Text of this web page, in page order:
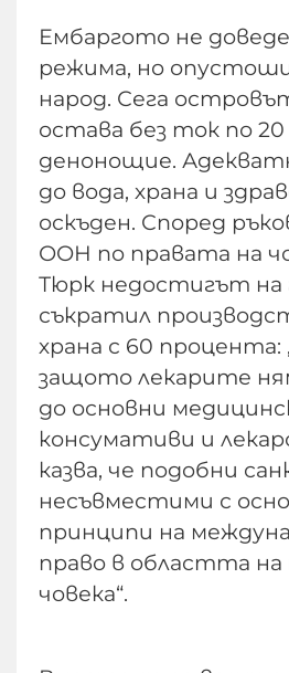
Ембаргото не
режима, но
народ. Сега
остава без ток по 20
денонощие.
до вода, храна и
оскъден. Според
ООН по правата на
Тюрк недостигът на
съкратил
храна с 60
защото лекарите
до основни
консумативи и
казва, че подобни
несъвместими с
принципи на
право в областта
човека“.